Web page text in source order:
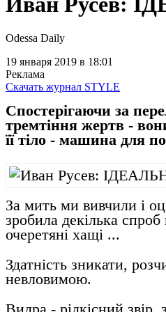
Odessa Daily
19 января 2019 в 18:01
Реклама
Скачать журнал STYLE
Спостерігаючи за
тремтіння жертв -
її тіло - машина для
За мить ми вивчили і
зробила декілька
очеретяні хащі ...
Здатність зникати,
невловимою.